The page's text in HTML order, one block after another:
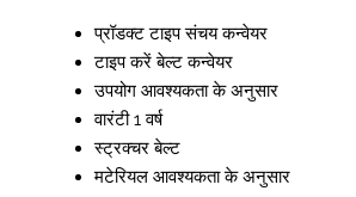
प्रॉडक्ट टाइप संचय कन्वेयर
टाइप करें बेल्ट कन्वेयर
उपयोग आवश्यकता के अनुसार
वारंटी 1 वर्ष
स्ट्रक्चर बेल्ट
मटेरियल आवश्यकता के अनुसार